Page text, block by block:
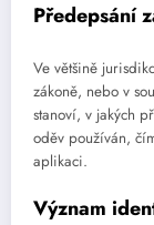
Předepsání
Ve většině
zákoně, nebo v
stanoví, v jakých
oděv používán,
aplikaci.
Význam